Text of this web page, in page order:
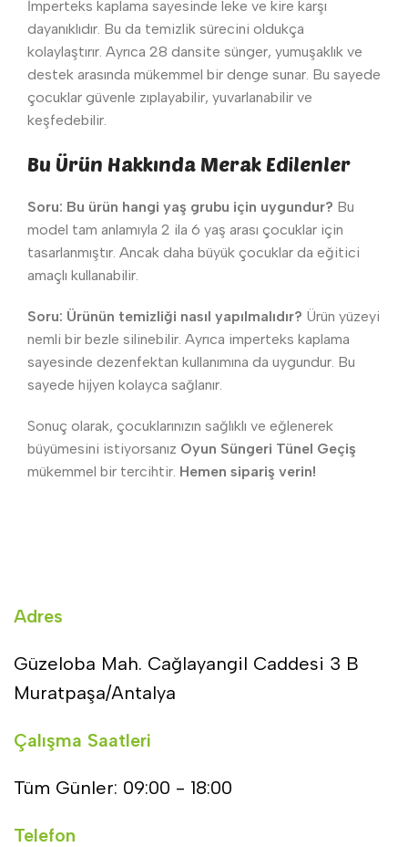
İmperteks kaplama sayesinde leke ve kire karşı
dayanıklıdır. Bu da temizlik sürecini oldukça
kolaylaştırır. Ayrıca 28 dansite sünger, yumuşaklık ve
destek arasında mükemmel bir denge sunar. Bu sayede
çocuklar güvenle zıplayabilir, yuvarlanabilir ve
keşfedebilir.
Bu Ürün Hakkında Merak Edilenler
Soru: Bu ürün hangi yaş grubu için uygundur? Bu
model tam anlamıyla 2 ila 6 yaş arası çocuklar için
tasarlanmıştır. Ancak daha büyük çocuklar da eğitici
amaçlı kullanabilir.
Soru: Ürünün temizliği nasıl yapılmalıdır? Ürün yüzeyi
nemli bir bezle silinebilir. Ayrıca imperteks kaplama
sayesinde dezenfektan kullanımına da uygundur. Bu
sayede hijyen kolayca sağlanır.
Sonuç olarak, çocuklarınızın sağlıklı ve eğlenerek
büyümesini istiyorsanız Oyun Süngeri Tünel Geçiş
mükemmel bir tercihtir. Hemen sipariş verin!
Adres
Güzeloba Mah. Cağlayangil Caddesi 3 B
Muratpaşa/Antalya
Çalışma Saatleri
Tüm Günler: 09:00 - 18:00
Telefon